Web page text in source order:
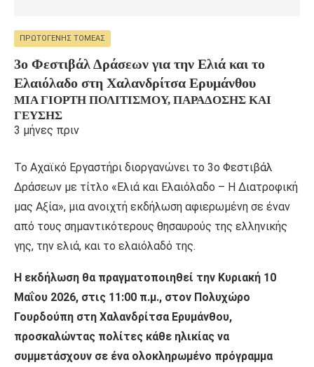
ΠΡΩΤΟΓΕΝΉΣ ΤΟΜΈΑΣ
3ο Φεστιβάλ Δράσεων για την Ελιά και το
Ελαιόλαδο στη Χαλανδρίτσα Ερυμάνθου
ΜΙΑ ΓΙΟΡΤΉ ΠΟΛΙΤΙΣΜΟΎ, ΠΑΡΆΔΟΣΗΣ ΚΑΙ
ΓΕΎΣΗΣ
3 μήνες πριν
Το Αχαϊκό Εργαστήρι διοργανώνει το 3ο Φεστιβάλ
Δράσεων με τίτλο «Ελιά και Ελαιόλαδο – Η Διατροφική
μας Αξία», μια ανοιχτή εκδήλωση αφιερωμένη σε έναν
από τους σημαντικότερους θησαυρούς της ελληνικής
γης, την ελιά, και το ελαιόλαδό της.
Η εκδήλωση θα πραγματοποιηθεί την Κυριακή 10
Μαΐου 2026, στις 11:00 π.μ., στον Πολυχώρο
Γουρδούπη στη Χαλανδρίτσα Ερυμάνθου,
προσκαλώντας πολίτες κάθε ηλικίας να
συμμετάσχουν σε ένα ολοκληρωμένο πρόγραμμα